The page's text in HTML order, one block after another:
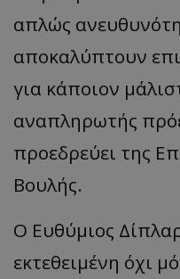
απλώς
αποκαλύπτουν
για κάποιον
αναπληρωτής
προεδρεύει της
Βουλής.
Ο Ευθύμιος
εκτεθειμένη όχι